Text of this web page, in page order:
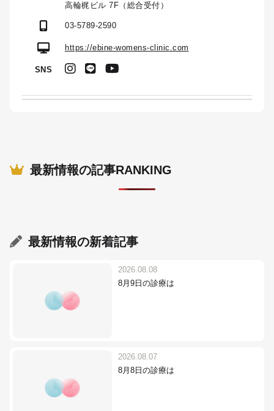
高輪梶ビル 7F（総合受付）
03-5789-2590
https://ebine-womens-clinic.com
SNS
最新情報の記事RANKING
最新情報の新着記事
2026.08.08
8月9日の診療は
2026.08.07
8月8日の診療は